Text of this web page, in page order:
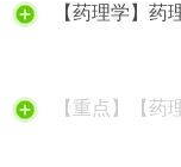
【药理学】药
【重点】【药